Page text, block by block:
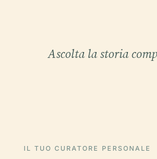
Ascolta la storia
IL TUO CURATORE PERSONALE